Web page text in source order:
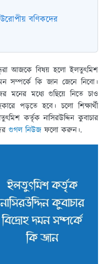
বণিকদের
আজকে বিষয় হলো ইলতুৎমিশ
সম্পর্কে কি জান জেনে নিবো।
মনের মধ্যে গুছিয়ে নিতে চাও
পড়তে হবে। চলো শিক্ষার্থী
কর্তৃক নাসিরউদ্দিন কুবাচার
গুগল নিউজ ফলো করুন।.